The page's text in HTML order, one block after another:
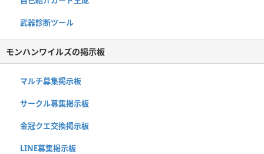
武器診断ツール
モンハンワイルズの掲示板
マルチ募集掲示板
サークル募集掲示板
金冠クエ交換掲示板
LINE募集掲示板